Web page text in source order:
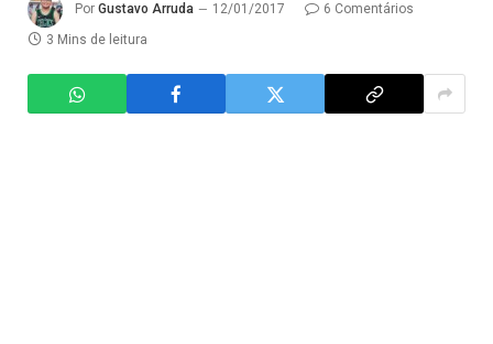
Por Gustavo Arruda 12/01/2017
6 Comentários
3 Mins de leitura